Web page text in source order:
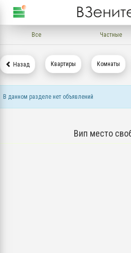
Все Частные
Назад Квартиры Комнаты
В данном разделе нет объявлений
Вип место